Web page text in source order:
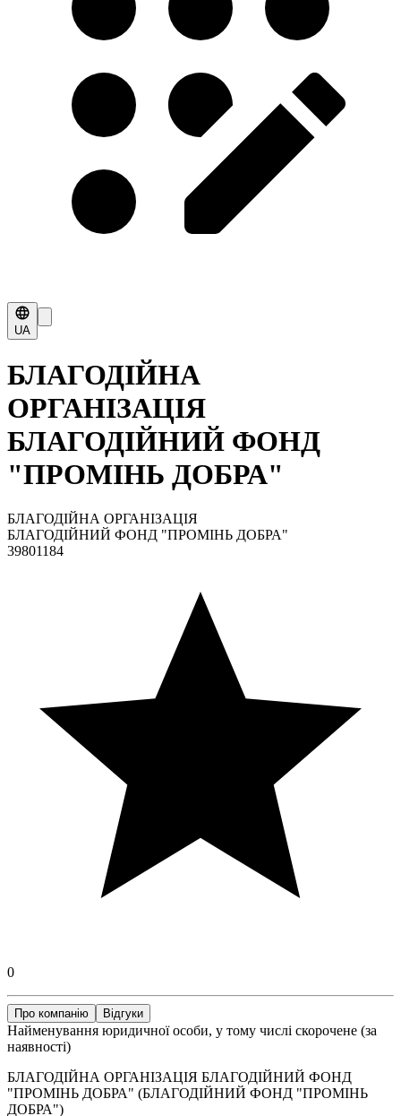
UA
БЛАГОДІЙНА
ОРГАНІЗАЦІЯ
БЛАГОДІЙНИЙ ФОНД
"ПРОМІНЬ ДОБРА"
БЛАГОДІЙНА ОРГАНІЗАЦІЯ
БЛАГОДІЙНИЙ ФОНД "ПРОМІНЬ ДОБРА"
39801184
0
Про компанію Відгуки
Найменування юридичної особи, у тому числі скорочене (за
наявності)
БЛАГОДІЙНА ОРГАНІЗАЦІЯ БЛАГОДІЙНИЙ ФОНД
"ПРОМІНЬ ДОБРА" (БЛАГОДІЙНИЙ ФОНД "ПРОМІНЬ
ДОБРА")